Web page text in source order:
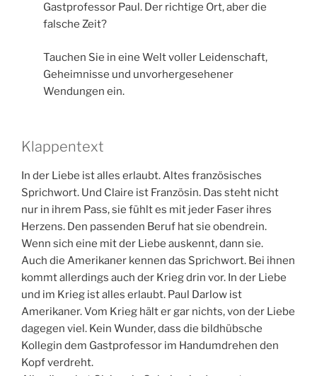
Gastprofessor Paul. Der richtige Ort, aber die
falsche Zeit?
Tauchen Sie in eine Welt voller Leidenschaft,
Geheimnisse und unvorhergesehener
Wendungen ein.
Klappentext
In der Liebe ist alles erlaubt. Altes französisches
Sprichwort. Und Claire ist Französin. Das steht nicht
nur in ihrem Pass, sie fühlt es mit jeder Faser ihres
Herzens. Den passenden Beruf hat sie obendrein.
Wenn sich eine mit der Liebe auskennt, dann sie.
Auch die Amerikaner kennen das Sprichwort. Bei ihnen
kommt allerdings auch der Krieg drin vor. In der Liebe
und im Krieg ist alles erlaubt. Paul Darlow ist
Amerikaner. Vom Krieg hält er gar nichts, von der Liebe
dagegen viel. Kein Wunder, dass die bildhübsche
Kollegin dem Gastprofessor im Handumdrehen den
Kopf verdreht.